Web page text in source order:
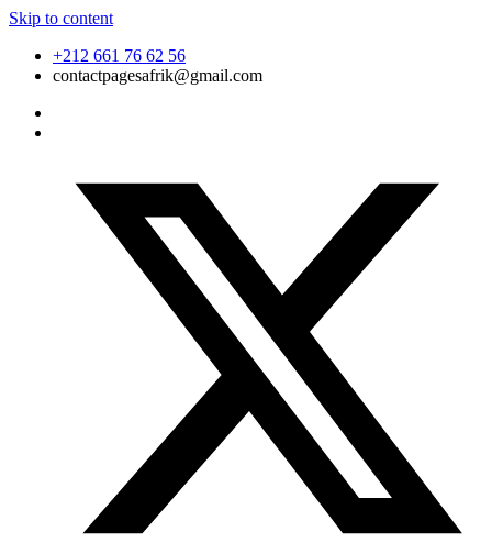
Skip to content
+212 661 76 62 56
contactpagesafrik@gmail.com